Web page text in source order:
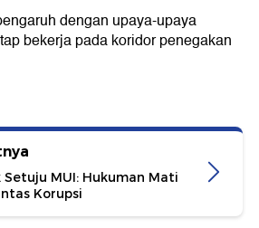
dengan upaya-upaya
bekerja pada koridor penegakan
MUI: Hukuman Mati
Korupsi